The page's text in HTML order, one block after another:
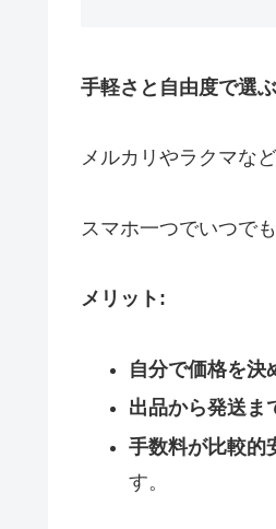
手軽さと自由度で選
メルカリやラクマな
スマホ一つでいつで
メリット:
自分で価格を決
出品から発送ま
手数料が比較的
す。